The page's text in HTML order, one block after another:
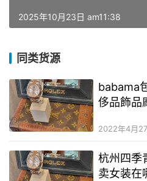
2025年10月23日 am11:38
同类货源
babama
侈品飾品
2022年4月
杭州四季
卖女装在